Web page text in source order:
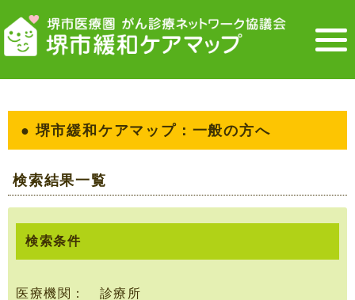
● 堺市緩和ケアマップ：一般の方へ
検索結果一覧
検索条件
医療機関： 診療所